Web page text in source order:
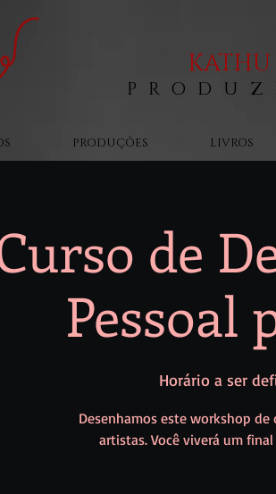
KATHU
PRODUÇÕES LIVROS
de
Pessoal
Horário a ser
Desenhamos este workshop
artistas. Você viverá um